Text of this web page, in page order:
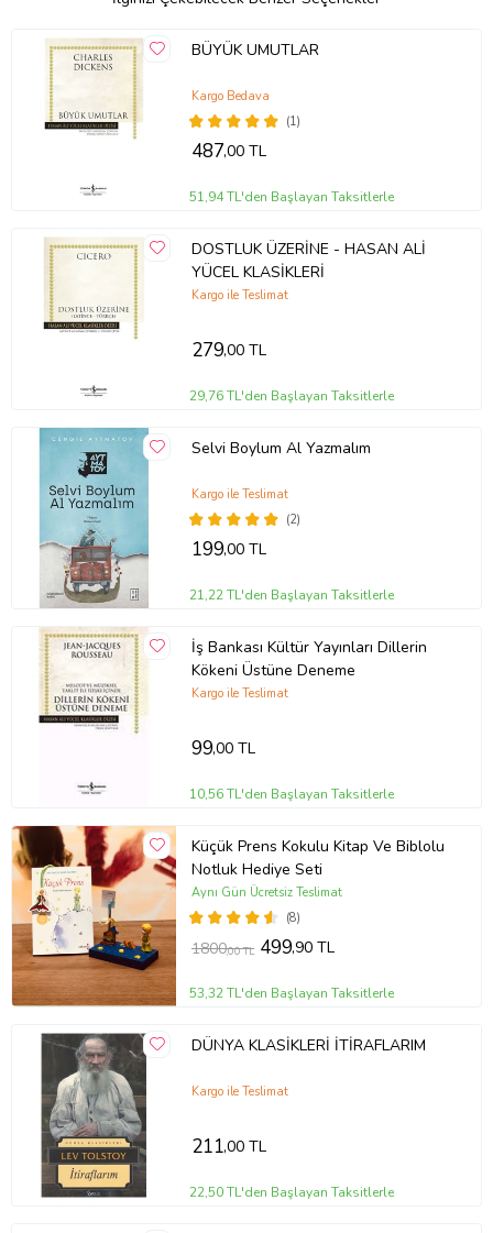
dışlanmasına karşın, başyapıt niteliğinde ürünler verdi. Moskova
Notları: Teatral Bir Roman (1969) ile Gogol tarzı bir fantezi olan
Usta ile Margarita (1968-69) bu başyapıtlar arasındadır.
Bulgakov’un yapıtları SSCB’de ancak 1962’den sonra
yayımlanabilmiştir.
BÜYÜK UMUTLAR
(1)
Kargo Bedava
487,00 TL
51,94 TL'den Başlayan Taksitlerle
DOSTLUK ÜZERİNE - HASAN ALİ
YÜCEL KLASİKLERİ
Kargo ile Teslimat
279,00 TL
29,76 TL'den Başlayan Taksitlerle
Selvi Boylum Al Yazmalım
(2)
Kargo ile Teslimat
199,00 TL
21,22 TL'den Başlayan Taksitlerle
İş Bankası Kültür Yayınları Dillerin
Kökeni Üstüne Deneme
Kargo ile Teslimat
99,00 TL
10,56 TL'den Başlayan Taksitlerle
Küçük Prens Kokulu Kitap Ve Biblolu
Notluk Hediye Seti
(8)
Aynı Gün Ücretsiz Teslimat
1800,00 TL 499,90 TL
53,32 TL'den Başlayan Taksitlerle
DÜNYA KLASİKLERİ İTİRAFLARIM
Kargo ile Teslimat
211,00 TL
22,50 TL'den Başlayan Taksitlerle